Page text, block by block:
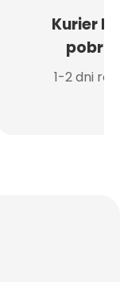
Kurier
1-2 dni